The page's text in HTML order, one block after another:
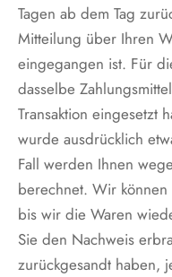
Tagen ab dem Tag
Mitteilung über Ihren
eingegangen ist. Für
dasselbe
Transaktion eingesetzt
wurde ausdrücklich
Fall werden Ihnen
berechnet. Wir
bis wir die Waren
Sie den Nachweis
zurückgesandt haben,